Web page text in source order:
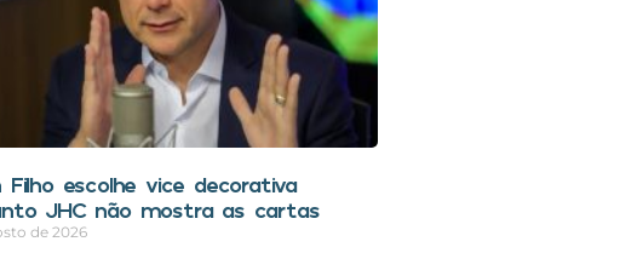
Filho escolhe vice decorativa
JHC não mostra as cartas
de 2026